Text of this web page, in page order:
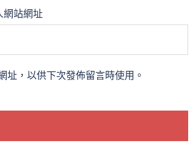
網站網址
址，以供下次發佈留言時使用。